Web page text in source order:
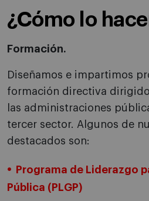
¿Cómo lo
Formación.
Diseñamos e impartimos
formación directiva
las administraciones
tercer sector. Algunos de
destacados son:
Programa de Liderazgo
Pública (PLGP)